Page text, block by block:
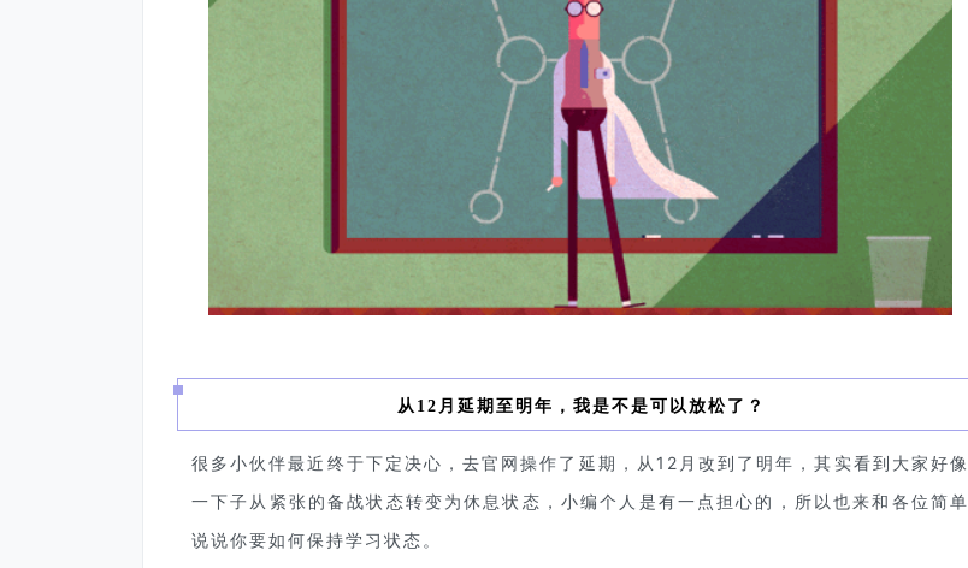
从 12 月延期至明年，我是不是可以放松了？
很多小伙伴最近终于下定决心，去官网操作了延期，从12月改到了明年，其实看到大家好像
一下子从紧张的备战状态转变为休息状态，小编个人是有一点担心的，所以也来和各位简单
说说你要如何保持学习状态。